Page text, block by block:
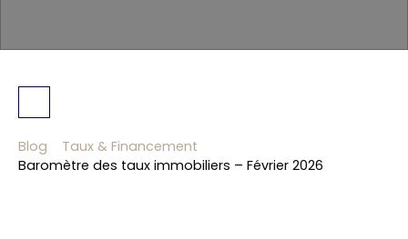
Blog
Taux & Financement
Baromètre des taux immobiliers – Février 2026